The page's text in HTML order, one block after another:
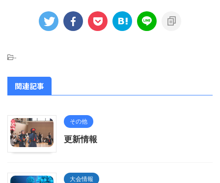
-
関連記事
その他
更新情報
大会情報